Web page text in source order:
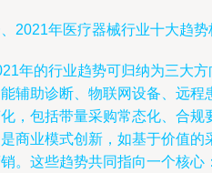
2021年医疗器械行业十大趋势
年的行业趋势可归纳为三大
辅助诊断、物联网设备、远程
，包括带量采购常态化、合规
商业模式创新，如基于价值的
。这些趋势共同指向一个核心